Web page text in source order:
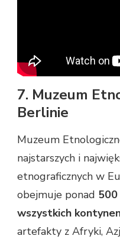
7. Muzeum
Berlinie
Muzeum
najstarszych i
etnograficznych w
obejmuje ponad
wszystkich
artefakty z Afryki,